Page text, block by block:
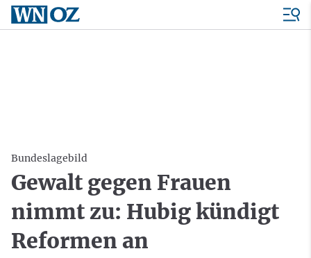
Bundeslagebild
Gewalt gegen Frauen
nimmt zu: Hubig kündigt
Reformen an